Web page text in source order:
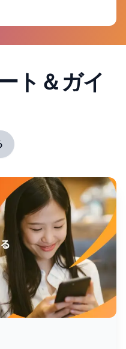
ト＆ガイ